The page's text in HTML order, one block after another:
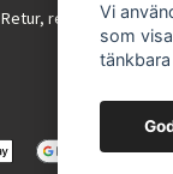
Retur, reklamation och
Vi
som